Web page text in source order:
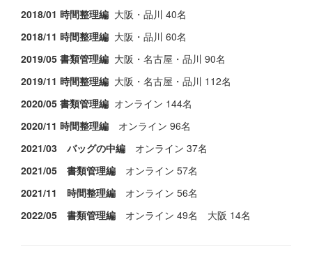
2018/01 時間整理編 大阪・品川 40名
2018/11 時間整理編 大阪・品川 60名
2019/05 書類管理編 大阪・名古屋・品川 90名
2019/11 時間整理編 大阪・名古屋・品川 112名
2020/05 書類管理編 オンライン 144名
2020/11 時間整理編 オンライン 96名
2021/03 バッグの中編 オンライン 37名
2021/05 書類管理編 オンライン 57名
2021/11 時間整理編 オンライン 56名
2022/05 書類管理編 オンライン 49名 大阪 14名